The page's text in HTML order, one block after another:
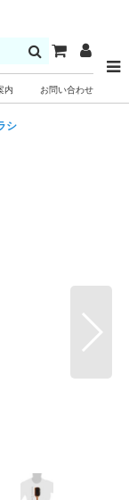
内 お問い合わせ
シ